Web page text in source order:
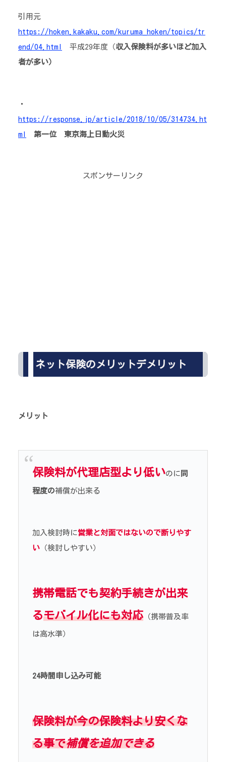
引用元
https://hoken.kakaku.com/kuruma_hoken/topics/tr
end/04.html
平成29年度（ 収入保険料が多いほど加入
者が多い）
・
https://response.jp/article/2018/10/05/314734.ht
ml
第一位 東京海上日動火災
スポンサーリンク
ネット保険のメリットデメリット
メリット
保険料が代理店型より低いのに 同
程度の補償が出来る
加入検討時に 営業と対面ではないので断りやす
い （検討しやすい）
携帯電話でも契約手続きが出来
るモバイル化にも対応 （携帯普及率
は高水準）
24時間申し込み可能
保険料が今の保険料より安くな
る事で補償を追加できる